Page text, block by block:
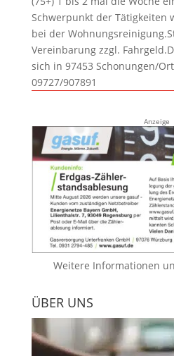
Schwerpunkt der Tätigkeiten
bei der
Vereinbarung zzgl.
sich in 97453 Schonungen/
09727/907891
Anzeige
Weitere Informationen
ÜBER UNS